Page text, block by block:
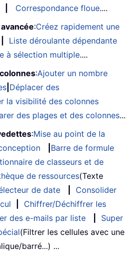
Correspondance floue....
:Créez rapidement une
Liste déroulante dépendante
à sélection multiple....
:Ajouter un nombre
Déplacer des
la visibilité des colonnes
des plages et des colonnes...
:Mise au point de la
Barre de formule
de classeurs et de
de ressources(Texte
de date
Consolider
Chiffrer/Déchiffrer les
des e-mails par liste
Super
(Filtrer les cellules avec une
barré...) ...